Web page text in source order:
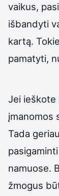
vaikus,
išbandyti
kartą.
pamatyti,
Jei ieškote
įmanomos
Tada
namuose.
žmogus